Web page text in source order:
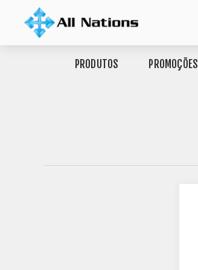
PRODUTOS PROMOÇÕES